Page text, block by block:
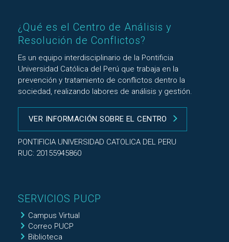
¿Qué es el Centro de Análisis y
Resolución de Conflictos?
Es un equipo interdisciplinario de la Pontificia
Universidad Católica del Perú que trabaja en la
prevención y tratamiento de conflictos dentro la
sociedad, realizando labores de análisis y gestión.
VER INFORMACIÓN SOBRE EL CENTRO
PONTIFICIA UNIVERSIDAD CATOLICA DEL PERU
RUC: 20155945860
SERVICIOS PUCP
Campus Virtual
Correo PUCP
Biblioteca